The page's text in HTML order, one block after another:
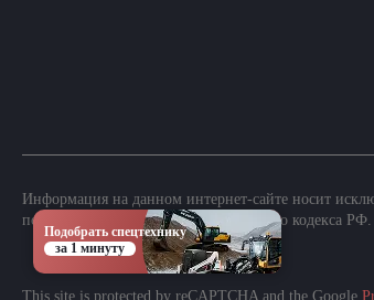
Информация на данном интернет-сайте носит
положениями Статьи 437 Гражданского кодекса
This site is protected by reCAPTCHA and the Google
Подобрать спецтехнику
за 1 минуту